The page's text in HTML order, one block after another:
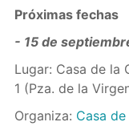
Próximas fechas
- 15 de
Lugar: Casa de la
1 (Pza. de la
Organiza: Casa